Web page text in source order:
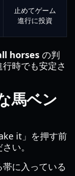
止めてゲーム
進行に投資
horses の判
時でも安定さ
馬ベン
it」を押す前
い。
に入っている